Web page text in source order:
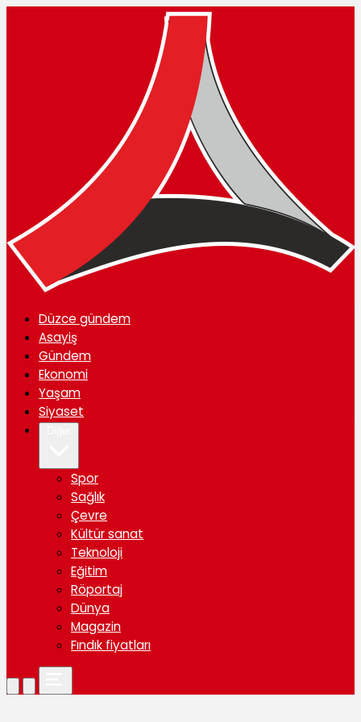
Düzce gündem
Asayiş
Gündem
Ekonomi
Yaşam
Siyaset
Spor
Sağlık
Çevre
Kültür sanat
Teknoloji
Eğitim
Röportaj
Dünya
Magazin
Fındık fiyatları